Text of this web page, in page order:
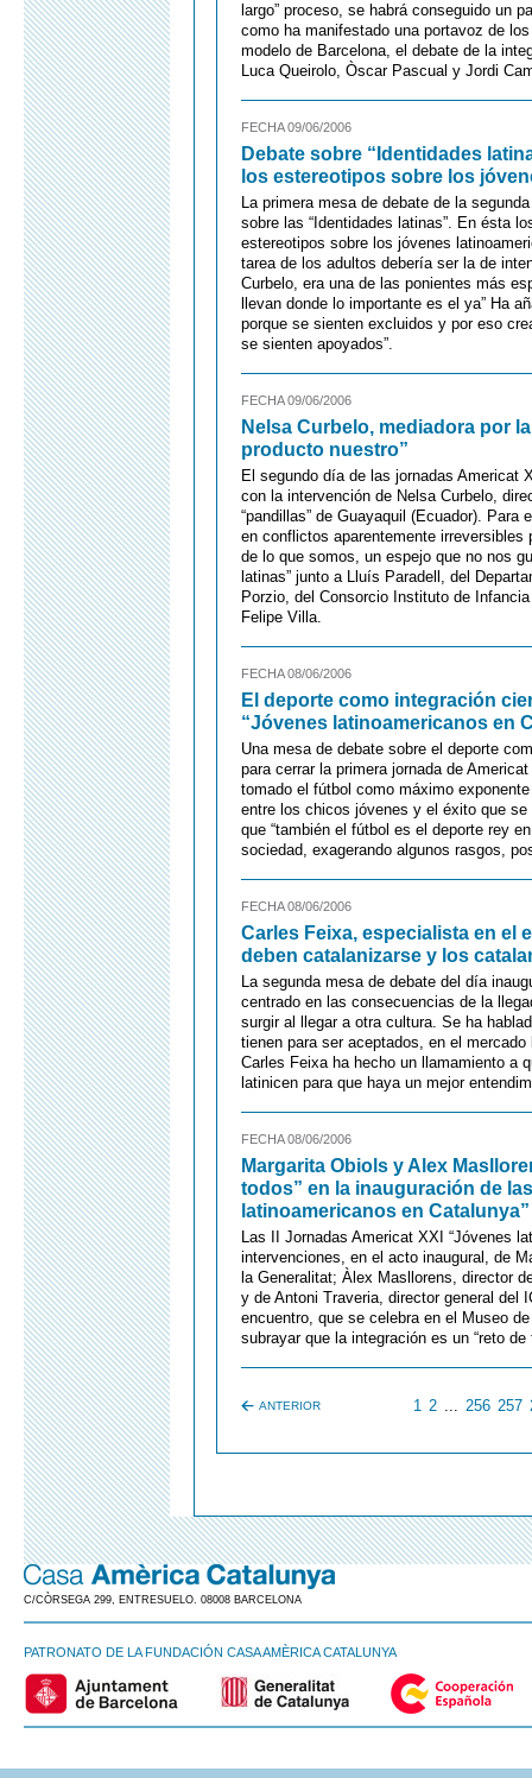
largo” proceso, se habrá conseguido un
como ha manifestado una portavoz de
modelo de Barcelona, el debate de la
Luca Queirolo, Òscar Pascual y Jordi
FECHA 09/06/2006
Debate sobre “Identidades
los estereotipos sobre los
La primera mesa de debate de la
sobre las “Identidades latinas”. En ésta
estereotipos sobre los jóvenes
tarea de los adultos debería ser la de
Curbelo, era una de las ponientes más
llevan donde lo importante es el ya” Ha
porque se sienten excluidos y por eso
se sienten apoyados”.
FECHA 09/06/2006
Nelsa Curbelo, mediadora por
producto nuestro”
El segundo día de las jornadas Americat
con la intervención de Nelsa Curbelo,
“pandillas” de Guayaquil (Ecuador).
en conflictos aparentemente
de lo que somos, un espejo que no nos
latinas” junto a Lluís Paradell, del
Porzio, del Consorcio Instituto de
Felipe Villa.
FECHA 08/06/2006
El deporte como integración
“Jóvenes latinoamericanos en
Una mesa de debate sobre el deporte
para cerrar la primera jornada de
tomado el fútbol como máximo
entre los chicos jóvenes y el éxito que
que “también el fútbol es el deporte rey
sociedad, exagerando algunos rasgos,
FECHA 08/06/2006
Carles Feixa, especialista en el
deben catalanizarse y los
La segunda mesa de debate del día
centrado en las consecuencias de la
surgir al llegar a otra cultura. Se ha
tienen para ser aceptados, en el
Carles Feixa ha hecho un llamamiento a
latinicen para que haya un mejor
FECHA 08/06/2006
Margarita Obiols y Alex
todos” en la inauguración de
latinoamericanos en Catalunya”
Las II Jornadas Americat XXI “Jóvenes
intervenciones, en el acto inaugural, de
la Generalitat; Àlex Masllorens, director
y de Antoni Traveria, director general del
encuentro, que se celebra en el Museo
subrayar que la integración es un “reto de
ANTERIOR 1 2 ... 256 257
C/CÒRSEGA 299, ENTRESUELO. 08008 BARCELONA
PATRONATO DE LA FUNDACIÓN CASA AMÈRICA CATALUNYA